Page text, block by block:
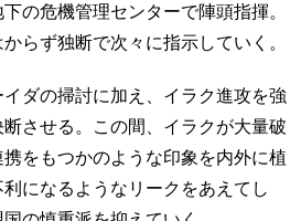
の危機管理センターで陣頭指揮。
らず独断で次々に指示していく。
ダの掃討に加え、イラク進攻を強
させる。この間、イラクが大量破
をもつかのような印象を内外に植
になるようなリークをあえてし